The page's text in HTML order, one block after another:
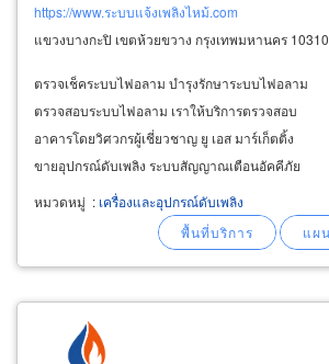
https://www.ระบบแจ้งเพลิงไหม้.com
แขวงบางกะปิ เขตห้วยขวาง กรุงเทพมหานคร 10310
ตรวจเช็คระบบไฟอลาม บำรุงรักษาระบบไฟอลาม
ตรวจสอบระบบไฟอลาม เราให้บริการตรวจสอบ
อาคารโดยวิศวกรผู้เชี่ยวชาญ ยู เอส มาร์เก็ตติ้ง
ขายอุปกรณ์ดับเพลิง ระบบสัญญาณเตือนอัคคีภัย
system) ตัวแทน notifier,
system sensor, demco.
หมวดหมู่ : เครื่องและอุปกรณ์ดับเพลิง